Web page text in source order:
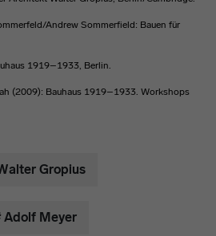
Andrew Sommerfield: Bauen für
1919–1933, Berlin.
(2009): Bauhaus 1919–1933. Workshops
Gropius
Adolf Meyer